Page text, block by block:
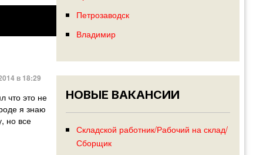
в 18:29
что это не
я знаю
но все
Петрозаводск
Владимир
НОВЫЕ ВАКАНСИИ
Складской работник/Рабочий на склад/
Сборщик